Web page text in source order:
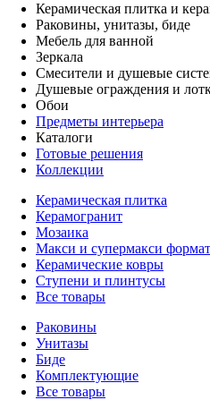
Керамическая плитка и
Раковины, унитазы, биде
Мебель для ванной
Зеркала
Смесители и душевые
Душевые ограждения и
Обои
Предметы интерьера
Каталоги
Готовые решения
Коллекции
Керамическая плитка
Керамогранит
Мозаика
Макси и супермакси
Керамические ковры
Ступени и плинтусы
Все товары
Раковины
Унитазы
Биде
Комплектующие
Все товары